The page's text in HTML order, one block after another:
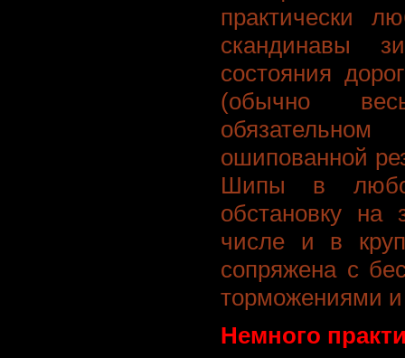
практически
скандинавы
состояния
(обычно
ошипованной
Шипы в
обстановку на
числе и в
сопряжена с
торможениями и
Немного